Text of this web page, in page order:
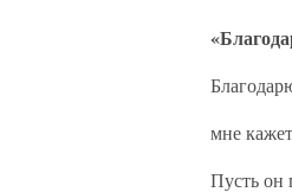
мне
Пусть он